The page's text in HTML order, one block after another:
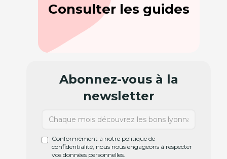
Consulter les guides
Abonnez-vous à la
newsletter
Conformément à notre politique de
confidentialité, nous nous engageons à respecter
vos données personnelles.